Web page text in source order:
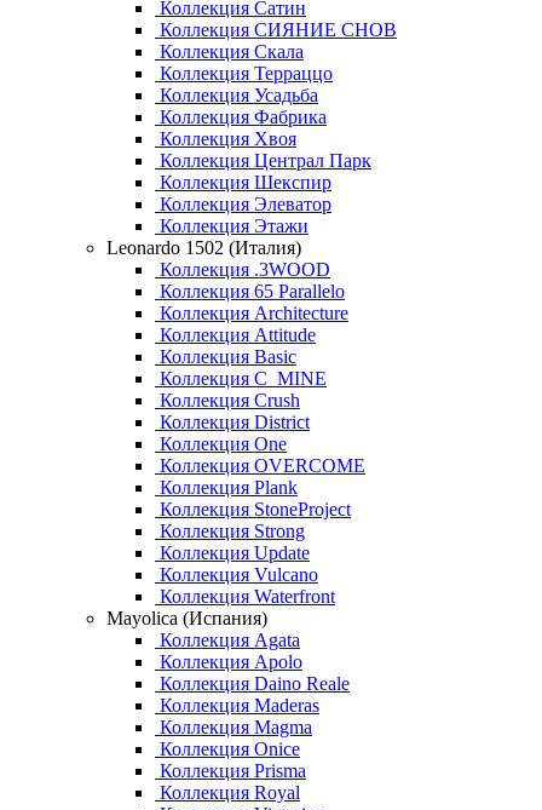
Коллекция Сатин
Коллекция СИЯНИЕ СНОВ
Коллекция Скала
Коллекция Терраццо
Коллекция Усадьба
Коллекция Фабрика
Коллекция Хвоя
Коллекция Централ Парк
Коллекция Шекспир
Коллекция Элеватор
Коллекция Этажи
Leonardo 1502 (Италия)
Коллекция .3WOOD
Коллекция 65 Parallelo
Коллекция Architecture
Коллекция Attitude
Коллекция Basic
Коллекция C_MINE
Коллекция Crush
Коллекция District
Коллекция One
Коллекция OVERCOME
Коллекция Plank
Коллекция StoneProject
Коллекция Strong
Коллекция Update
Коллекция Vulcano
Коллекция Waterfront
Mayolica (Испания)
Коллекция Agata
Коллекция Apolo
Коллекция Daino Reale
Коллекция Maderas
Коллекция Magma
Коллекция Onice
Коллекция Prisma
Коллекция Royal